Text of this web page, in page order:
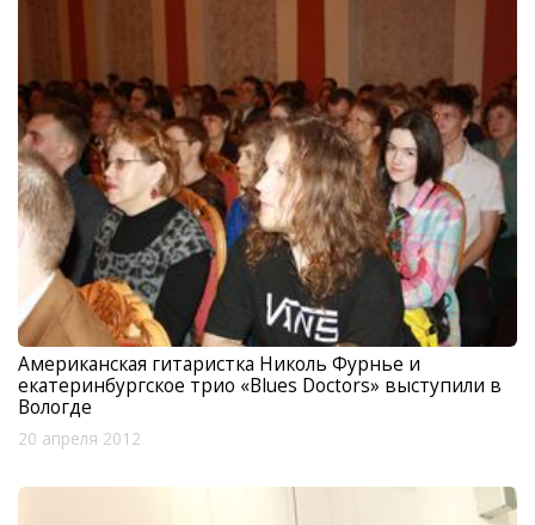
Американская гитаристка Николь Фурнье и
екатеринбургское трио «Blues Doctors» выступили в
Вологде
20 апреля 2012